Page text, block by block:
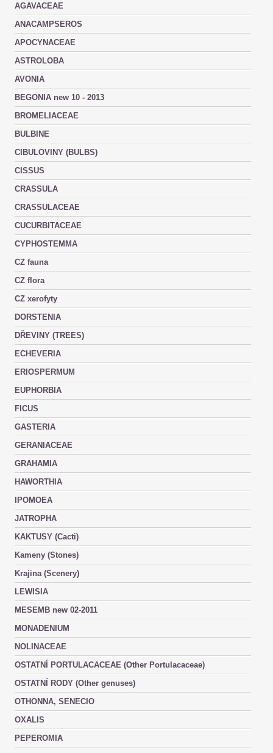
AGAVACEAE
ANACAMPSEROS
APOCYNACEAE
ASTROLOBA
AVONIA
BEGONIA new 10 - 2013
BROMELIACEAE
BULBINE
CIBULOVINY (BULBS)
CISSUS
CRASSULA
CRASSULACEAE
CUCURBITACEAE
CYPHOSTEMMA
CZ fauna
CZ flora
CZ xerofyty
DORSTENIA
DŘEVINY (TREES)
ECHEVERIA
ERIOSPERMUM
EUPHORBIA
FICUS
GASTERIA
GERANIACEAE
GRAHAMIA
HAWORTHIA
IPOMOEA
JATROPHA
KAKTUSY (Cacti)
Kameny (Stones)
Krajina (Scenery)
LEWISIA
MESEMB new 02-2011
MONADENIUM
NOLINACEAE
OSTATNÍ PORTULACACEAE (Other Portulacaceae)
OSTATNÍ RODY (Other genuses)
OTHONNA, SENECIO
OXALIS
PEPEROMIA